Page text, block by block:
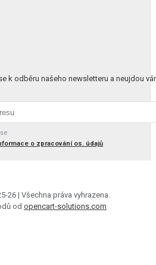
k odběru našeho newsletteru a neujdou
o zpracování os. údajů
26 | Všechna práva vyhrazena.
od opencart-solutions.com